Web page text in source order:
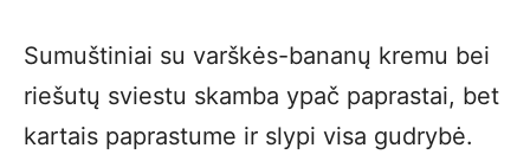
Sumuštiniai su varškės-bananų kremu bei
riešutų sviestu skamba ypač paprastai, bet
kartais paprastume ir slypi visa gudrybė.